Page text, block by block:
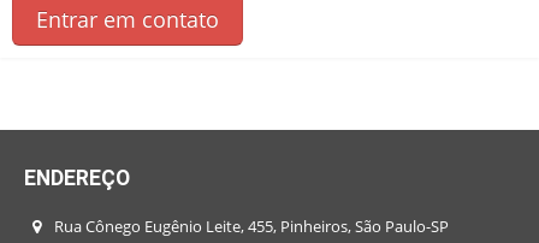
Entrar em contato
ENDEREÇO
Rua Cônego Eugênio Leite, 455, Pinheiros, São Paulo-SP